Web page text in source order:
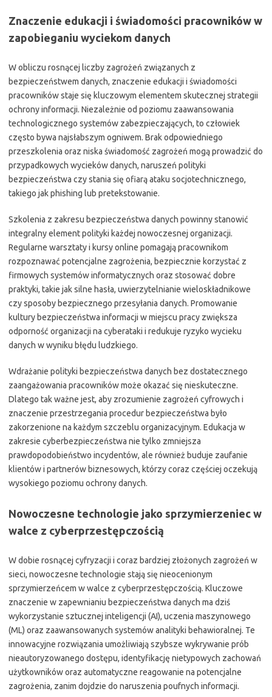
Znaczenie edukacji i świadomości pracowników w
zapobieganiu wyciekom danych
W obliczu rosnącej liczby zagrożeń związanych z
bezpieczeństwem danych, znaczenie edukacji i świadomości
pracowników staje się kluczowym elementem skutecznej strategii
ochrony informacji. Niezależnie od poziomu zaawansowania
technologicznego systemów zabezpieczających, to człowiek
często bywa najsłabszym ogniwem. Brak odpowiedniego
przeszkolenia oraz niska świadomość zagrożeń mogą prowadzić do
przypadkowych wycieków danych, naruszeń polityki
bezpieczeństwa czy stania się ofiarą ataku socjotechnicznego,
takiego jak phishing lub pretekstowanie.
Szkolenia z zakresu bezpieczeństwa danych powinny stanowić
integralny element polityki każdej nowoczesnej organizacji.
Regularne warsztaty i kursy online pomagają pracownikom
rozpoznawać potencjalne zagrożenia, bezpiecznie korzystać z
firmowych systemów informatycznych oraz stosować dobre
praktyki, takie jak silne hasła, uwierzytelnianie wieloskładnikowe
czy sposoby bezpiecznego przesyłania danych. Promowanie
kultury bezpieczeństwa informacji w miejscu pracy zwiększa
odporność organizacji na cyberataki i redukuje ryzyko wycieku
danych w wyniku błędu ludzkiego.
Wdrażanie polityki bezpieczeństwa danych bez dostatecznego
zaangażowania pracowników może okazać się nieskuteczne.
Dlatego tak ważne jest, aby zrozumienie zagrożeń cyfrowych i
znaczenie przestrzegania procedur bezpieczeństwa było
zakorzenione na każdym szczeblu organizacyjnym. Edukacja w
zakresie cyberbezpieczeństwa nie tylko zmniejsza
prawdopodobieństwo incydentów, ale również buduje zaufanie
klientów i partnerów biznesowych, którzy coraz częściej oczekują
wysokiego poziomu ochrony danych.
Nowoczesne technologie jako sprzymierzeniec w
walce z cyberprzestępczością
W dobie rosnącej cyfryzacji i coraz bardziej złożonych zagrożeń w
sieci, nowoczesne technologie stają się nieocenionym
sprzymierzeńcem w walce z cyberprzestępczością. Kluczowe
znaczenie w zapewnianiu bezpieczeństwa danych ma dziś
wykorzystanie sztucznej inteligencji (AI), uczenia maszynowego
(ML) oraz zaawansowanych systemów analityki behawioralnej. Te
innowacyjne rozwiązania umożliwiają szybsze wykrywanie prób
nieautoryzowanego dostępu, identyfikację nietypowych zachowań
użytkowników oraz automatyczne reagowanie na potencjalne
zagrożenia, zanim dojdzie do naruszenia poufnych informacji.